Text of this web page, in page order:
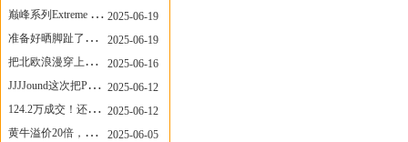
巅峰系列Extreme Diver潜水腕表与Revival Diver复刻版潜水腕表共同推出“暗影款”新作
2025-06-19
准备好晒脚趾了吗？透明款 AF1 要回归了
2025-06-19
把北欧浪漫穿上脚，Cecilie Bahnsen x ASICS
2025-06-16
JJJJound这次把PUMA改得好安静
2025-06-12
124.2万成交！还有什么是Labubu做不到的？
2025-06-12
黄牛溢价20倍，「Labubu」3.0市价大盘点！假货比正品还贵...
2025-06-05